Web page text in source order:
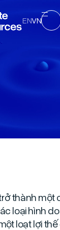
ENVN
thành một
loại hình
loạt lợi